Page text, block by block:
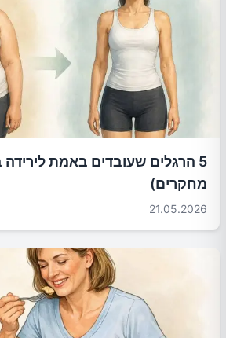
5 הרגלים שעובדים באמת
מחקרים)
21.05.2026